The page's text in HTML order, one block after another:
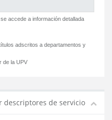
accede a información detallada
adscritos a departamentos y
de la UPV
descriptores de servicio